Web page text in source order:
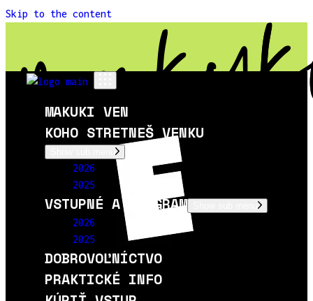
Skip to the content
MAKUKI VEN
MAKUKI VEN
KOHO STRETNEŠ VENKU
Show sub menu
2026
2025
VSTUPNÉ A PROGRAM Show sub menu
2026
2025
DOBROVOĽNÍCTVO
PRAKTICKÉ INFO